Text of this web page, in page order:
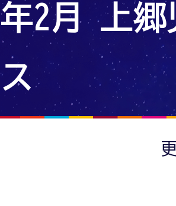
2月 上